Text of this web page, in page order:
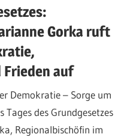
Gorka ruft
Frieden auf
Demokratie – Sorge um
des Grundgesetzes
Regionalbischöfin im